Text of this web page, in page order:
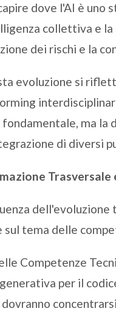
dove l'AI è uno
collettiva e
dei rischi e la
evoluzione si
ma
di diversi
tema delle
Competenze
per il